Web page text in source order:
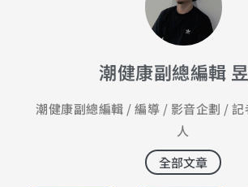
潮健康副總編輯
潮健康副總編輯 / 編導 / 影音企劃 /
人
全部文章